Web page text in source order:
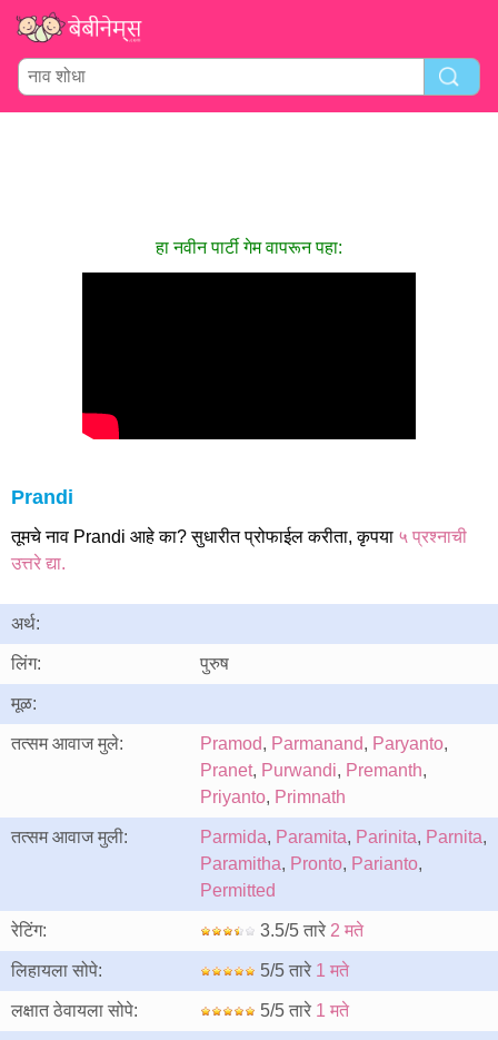
हा नवीन पार्टी गेम वापरून पहा:
Prandi
तूमचे नाव Prandi आहे का? सुधारीत प्रोफाईल करीता, कृपया ५ प्रश्नाची
उत्तरे द्या.
अर्थ:
लिंग: पुरुष
मूळ:
तत्सम आवाज मुले: Pramod, Parmanand, Paryanto,
Pranet, Purwandi, Premanth,
Priyanto, Primnath
तत्सम आवाज मुली: Parmida, Paramita, Parinita, Parnita,
Paramitha, Pronto, Parianto,
Permitted
रेटिंग: 3.5/5 तारे 2 मते
लिहायला सोपे: 5/5 तारे 1 मते
लक्षात ठेवायला सोपे: 5/5 तारे 1 मते